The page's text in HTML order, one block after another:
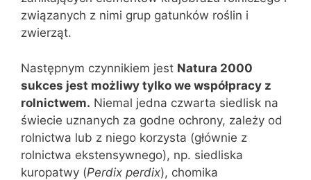
związanych z nimi grup gatunków roślin i
zwierząt.
Następnym czynnikiem jest Natura 2000
sukces jest możliwy tylko we współpracy z
rolnictwem. Niemal jedna czwarta siedlisk na
świecie uznanych za godne ochrony, zależy od
rolnictwa lub z niego korzysta (głównie z
rolnictwa ekstensywnego), np. siedliska
kuropatwy (Perdix perdix), chomika